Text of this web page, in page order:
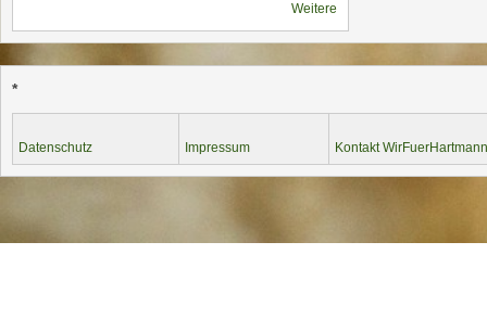
Weitere
*
Datenschutz Impressum Kontakt